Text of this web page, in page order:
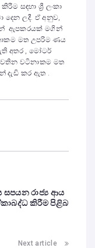
සඳහා ශ්‍රී ලංකා
දෙන ලදී. ඒ අනුව,
රන් ඇපකරයක් මගින්
මත උපරිම ණය
අතර , මෝටර්
වටිනාකම මත
දැඩි කර ඇත .
සපයන රාජ්‍ය ආය
කිරීම පිළිබ
Next article